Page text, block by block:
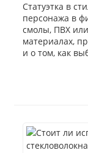
Статуэтка в
персонажа в
смолы, ПВХ
материалах,
и о том, как